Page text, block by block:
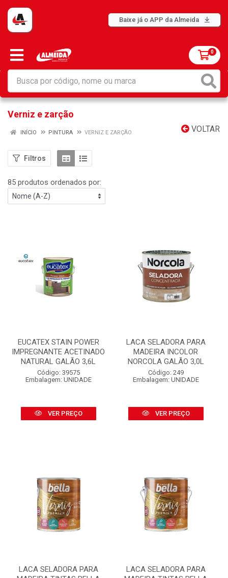
Baixe já o APP da Almeida
0
Verniz e zarção
VOLTAR
INÍCIO PINTURA VERNIZ E ZARÇÃO
Filtros
85 produtos ordenados por:
EUCATEX STAIN POWER
IMPREGNANTE ACETINADO
NATURAL GALÃO 3,6L
Código: 39575
Embalagem: UNIDADE
VER PREÇO
LACA SELADORA PARA
MADEIRA INCOLOR
NORCOLA GALÃO 3,0L
Código: 249
Embalagem: UNIDADE
VER PREÇO
LACA SELADORA PARA
LACA SELADORA PARA